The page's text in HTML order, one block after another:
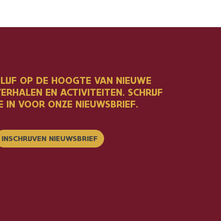
OP DE HOOGTE VAN NIEUWE
EN ACTIVITEITEN. SCHRIJF
IN VOOR ONZE NIEUWSBRIEF.
INSCHRIJVEN NIEUWSBRIEF